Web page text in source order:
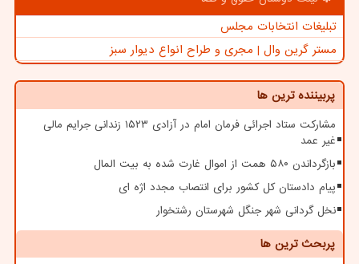
تبلیغات انتخابات مجلس
مستر گرین وال | مجری و طراح انواع دیوار سبز
پربیننده ترین ها
مشارکت ستاد اجرائی فرمان امام در آزادی ۱۵۲۳ زندانی جرایم مالی
غیر عمد
بازگرداندن ۵۸۰ همت از اموال غارت شده به بیت المال
پیام دادستان کل کشور برای انتصاب مجدد اژه ای
نخل گردانی شهر جنگل شهرستان رشتخوار
پربحث ترین ها